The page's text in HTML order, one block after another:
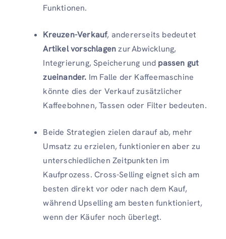
Funktionen.
Kreuzen-Verkauf, andererseits bedeutet
Artikel vorschlagenzur Abwicklung,
Integrierung, Speicherung und passen gut
zueinander. Im Falle der Kaffeemaschine
könnte dies der Verkauf zusätzlicher
Kaffeebohnen, Tassen oder Filter bedeuten.
Beide Strategien zielen darauf ab, mehr
Umsatz zu erzielen, funktionieren aber zu
unterschiedlichen Zeitpunkten im
Kaufprozess. Cross-Selling eignet sich am
besten direkt vor oder nach dem Kauf,
während Upselling am besten funktioniert,
wenn der Käufer noch überlegt.